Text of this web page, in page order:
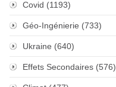
Covid (1193)
Géo-Ingénierie (733)
Ukraine (640)
Effets Secondaires (576)